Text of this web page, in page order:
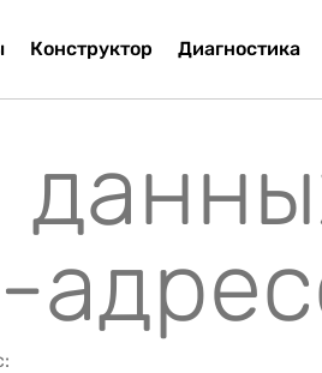
Конструктор Диагностика